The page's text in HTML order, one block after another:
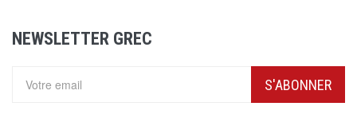
NEWSLETTER GREC
S'ABONNER